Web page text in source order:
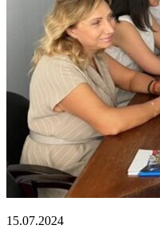
15.07.2024